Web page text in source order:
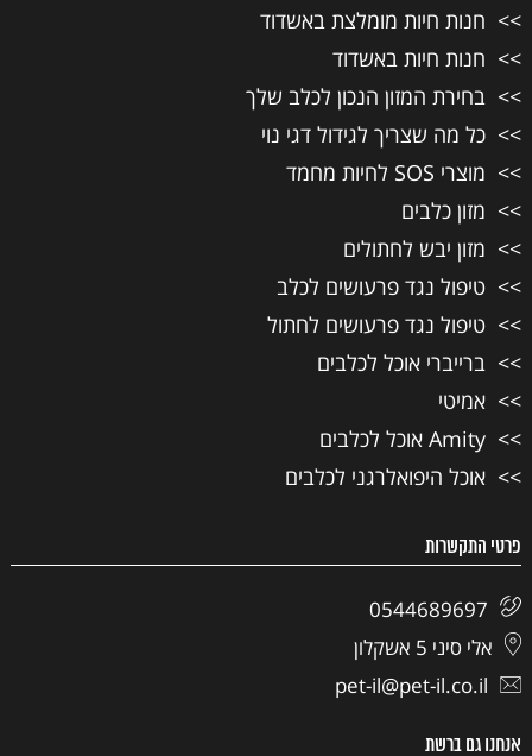
חנות חיות מומלצת באשדוד
חנות חיות באשדוד
בחירת המזון הנכון לכלב שלך
כל מה שצריך לגידול דגי נוי
מוצרי SOS לחיות מחמד
מזון כלבים
מזון יבש לחתולים
טיפול נגד פרעושים לכלב
טיפול נגד פרעושים לחתול
ברייברי אוכל לכלבים
אמיטי
Amity אוכל לכלבים
אוכל היפואלרגני לכלבים
פרטי התקשרות
0544689697
אלי סיני 5 אשקלון
pet-il@pet-il.co.il
אנחנו גם ברשת